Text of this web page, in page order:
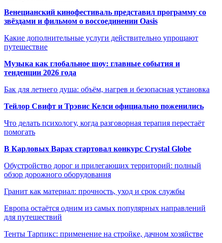
Венецианский кинофестиваль представил программу со
звёздами и фильмом о воссоединении Oasis
Какие дополнительные услуги действительно упрощают
путешествие
Музыка как глобальное шоу: главные события и
тенденции 2026 года
Бак для летнего душа: объём, нагрев и безопасная установка
Тейлор Свифт и Трэвис Келси официально поженились
Что делать психологу, когда разговорная терапия перестаёт
помогать
В Карловых Варах стартовал конкурс Crystal Globe
Обустройство дорог и прилегающих территорий: полный
обзор дорожного оборудования
Гранит как материал: прочность, уход и срок службы
Европа остаётся одним из самых популярных направлений
для путешествий
Тенты Тарпикс: применение на стройке, дачном хозяйстве